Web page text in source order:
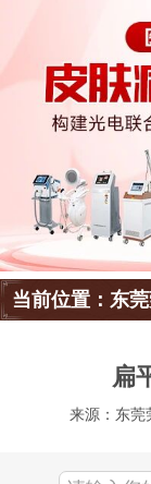
当前位置：东
扁
来源：东莞